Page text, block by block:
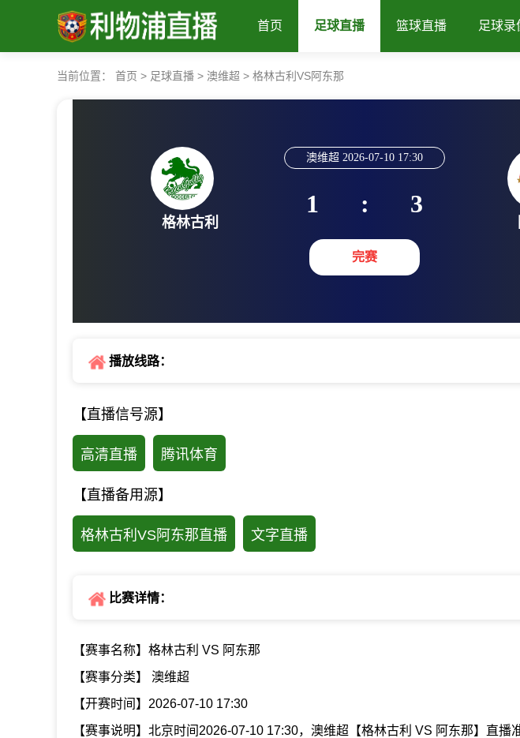
首页 足球直播 篮球直播 足球录
当前位置： 首页 > 足球直播 > 澳维超 > 格林古利VS阿东那
格林古利
澳维超 2026-07-10 17:30
1 : 3
完赛
播放线路：
【直播信号源】
高清直播 腾讯体育
【直播备用源】
格林古利VS阿东那直播 文字直播
比赛详情：
【赛事名称】格林古利 VS 阿东那
【赛事分类】 澳维超
【开赛时间】2026-07-10 17:30
【赛事说明】北京时间2026-07-10 17:30，澳维超【格林古利 VS 阿东那】直播